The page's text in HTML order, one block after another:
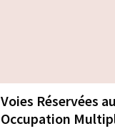
Voies Réservées
Occupation